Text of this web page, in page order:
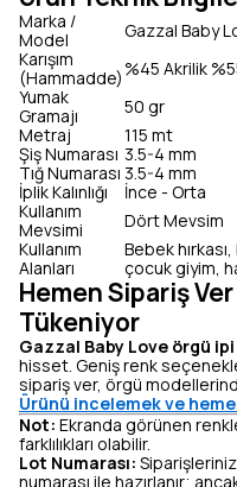
Marka /
Model
Gazzal Baby
Karışım
(Hammadde) %45 Akrilik
Yumak
Gramajı
50 gr
Metraj
115 mt
Şiş Numarası 3.5-4 mm
Tığ Numarası 3.5-4 mm
İplik Kalınlığı
İnce - Orta
Kullanım
Mevsimi
Dört Mevsim
Kullanım
Alanları
Bebek
çocuk giyim,
Hemen Sipariş
Tükeniyor
Gazzal Baby Love örgü ipi
hisset. Geniş renk
sipariş ver, örgü
Ürünü incelemek ve
Not: Ekranda görünen
farklılıkları olabilir.
Lot Numarası:
numarası ile hazırlanır;